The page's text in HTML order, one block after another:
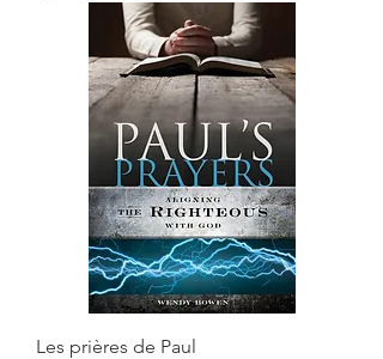
Les prières de Paul